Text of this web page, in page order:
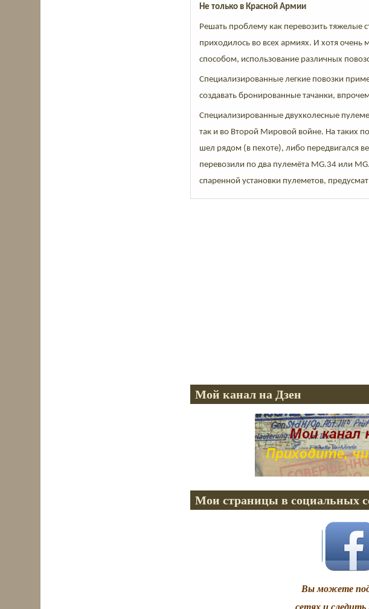
Не только в Красной Армии
Решать проблему как перевозить тяжелые
приходилось во всех армиях. И хотя
способом, использование различных
Специализированные легкие повозки
создавать бронированные тачанки,
Специализированные двухколесные
так и во Второй Мировой войне. На таких
шел рядом (в пехоте), либо передвигался
перевозили по два пулемёта MG.34 или
спаренной установки пулеметов,
Мой канал на Дзен
Мои страницы в социальных
Вы можете